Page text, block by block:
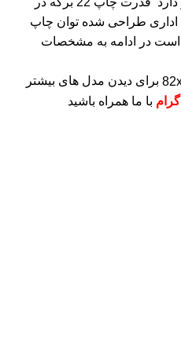
اداری طراحی شده توان چاپ
در ادامه به مشخصات
برای دیدن مدل های بیشتر
با ما همراه باشید